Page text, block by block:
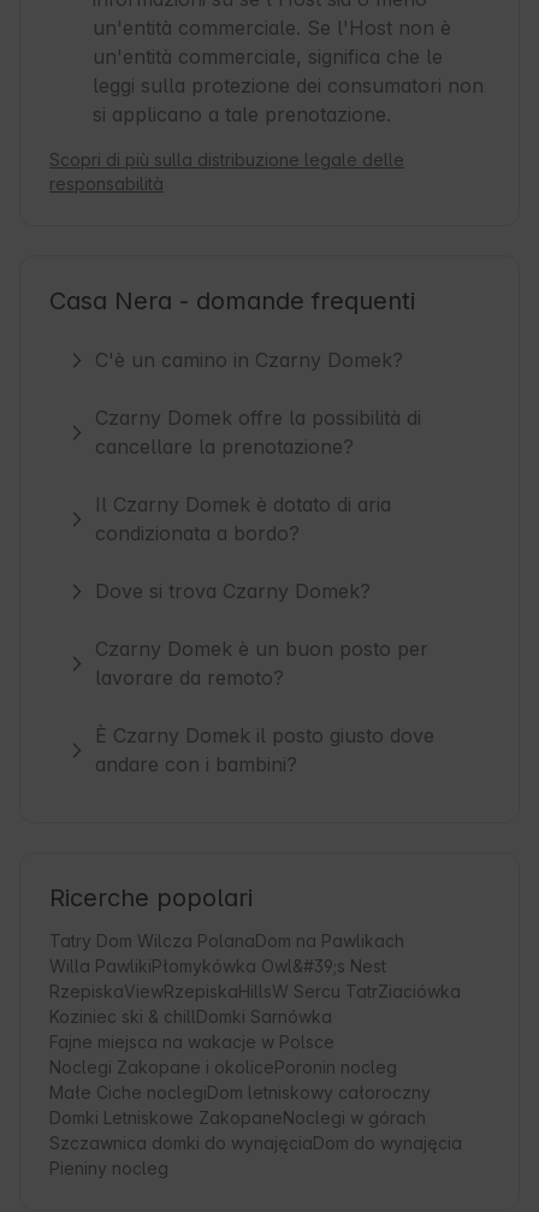
un'entità commerciale. Se l'Host non è
un'entità commerciale, significa che le
leggi sulla protezione dei consumatori non
si applicano a tale prenotazione.
Scopri di più sulla distribuzione legale delle
responsabilità
Casa Nera - domande frequenti
C'è un camino in Czarny Domek?
Czarny Domek offre la possibilità di
cancellare la prenotazione?
Il Czarny Domek è dotato di aria
condizionata a bordo?
Dove si trova Czarny Domek?
Czarny Domek è un buon posto per
lavorare da remoto?
È Czarny Domek il posto giusto dove
andare con i bambini?
Ricerche popolari
Tatry Dom Wilcza PolanaDom na Pawlikach
Willa PawlikiPłomykówka Owl&#39;s Nest
RzepiskaViewRzepiskaHillsW Sercu TatrZiaciówka
Koziniec ski & chillDomki Sarnówka
Fajne miejsca na wakacje w Polsce
Noclegi Zakopane i okolicePoronin nocleg
Małe Ciche noclegiDom letniskowy całoroczny
Domki Letniskowe ZakopaneNoclegi w górach
Szczawnica domki do wynajęciaDom do wynajęcia
Pieniny nocleg